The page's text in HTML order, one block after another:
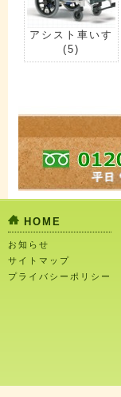
アシスト車いす
(5)
HOME
お知らせ
サイトマップ
プライバシーポリシー